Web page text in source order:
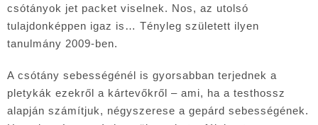
csótányok jet packet viselnek. Nos, az utolsó
tulajdonképpen igaz is… Tényleg született ilyen
tanulmány 2009-ben.
A csótány sebességénél is gyorsabban terjednek a
pletykák ezekről a kártevőkről – ami, ha a testhossz
alapján számítjuk, négyszerese a gepárd sebességének.